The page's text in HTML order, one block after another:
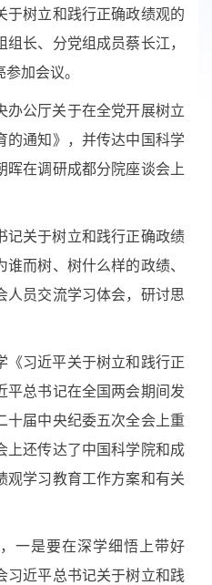
于树立和践行正确政绩观的
长、分党组成员蔡长江，
加会议。
办公厅关于在全党开展树立
的通知》，并传达中国科学
晖在调研成都分院座谈会上
记关于树立和践行正确政绩
而树、树什么样的政绩、
人员交流学习体会，研讨思
《习近平关于树立和践行正
平总书记在全国两会期间发
十届中央纪委五次全会上重
上还传达了中国科学院和成
观学习教育工作方案和有关
一是要在深学细悟上带好
习近平总书记关于树立和践